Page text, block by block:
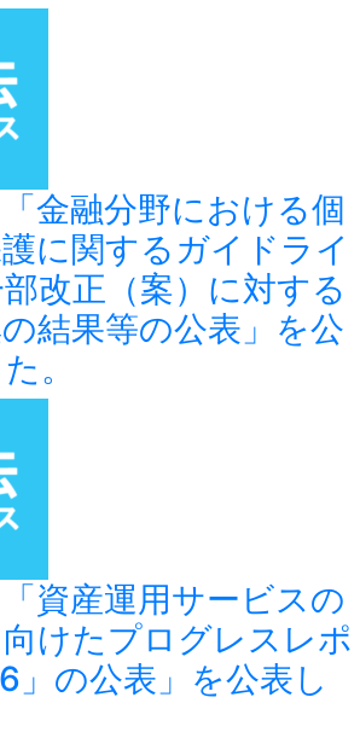
金融分野における個
に関するガイドライ
改正（案）に対する
結果等の公表」を公
。
資産運用サービスの
けたプログレスレポ
」の公表」を公表し